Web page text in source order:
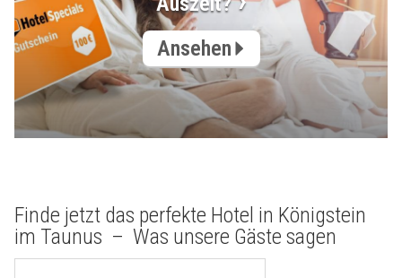
Ansehen
Finde jetzt das perfekte Hotel in Königstein
im Taunus – Was unsere Gäste sagen